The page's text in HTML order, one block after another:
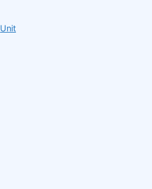
Unit